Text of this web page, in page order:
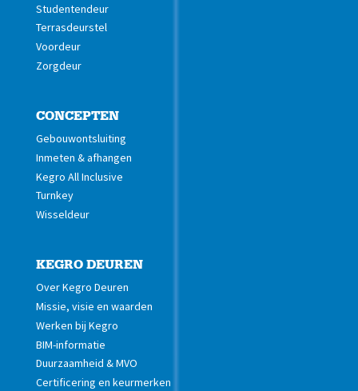
Studentendeur
Terrasdeurstel
Voordeur
Zorgdeur
CONCEPTEN
Gebouwontsluiting
Inmeten & afhangen
Kegro All Inclusive
Turnkey
Wisseldeur
KEGRO DEUREN
Over Kegro Deuren
Missie, visie en waarden
Werken bij Kegro
BIM-informatie
Duurzaamheid & MVO
Certificering en keurmerken